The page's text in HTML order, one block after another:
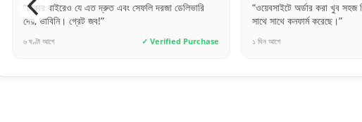
“ঢাকার বাইরেও যে এত দ্রুত এবং সেফলি দরজা ডেলিভারি
দেয়, ভাবিনি। গ্রেট জব!”
৬ ঘণ্টা আগে ✓ Verified Purchase
“ওয়েবসাইটে অর্ডার করা খুব সহজ
সাথে সাথে কনফার্ম করেছে।”
১ দিন আগে